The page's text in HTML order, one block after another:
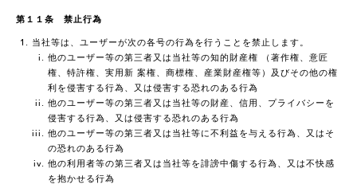
第１１条 禁止行為
当社等は、ユーザーが次の各号の行為を行うことを禁止します。
他のユーザー等の第三者又は当社等の知的財産権 （著作権、意匠
権、特許権、実用新 案権、商標権、産業財産権等）及びその他の権
利を侵害する行為、又は侵害する恐れのある行為
他のユーザー等の第三者又は当社等の財産、信用、プライバシーを
侵害する行為、又は侵害する恐れのある行為
他のユーザー等の第三者又は当社等に不利益を与える行為、又はそ
の恐れのある行為
他の利用者等の第三者又は当社等を誹謗中傷する行為、又は不快感
を抱かせる行為